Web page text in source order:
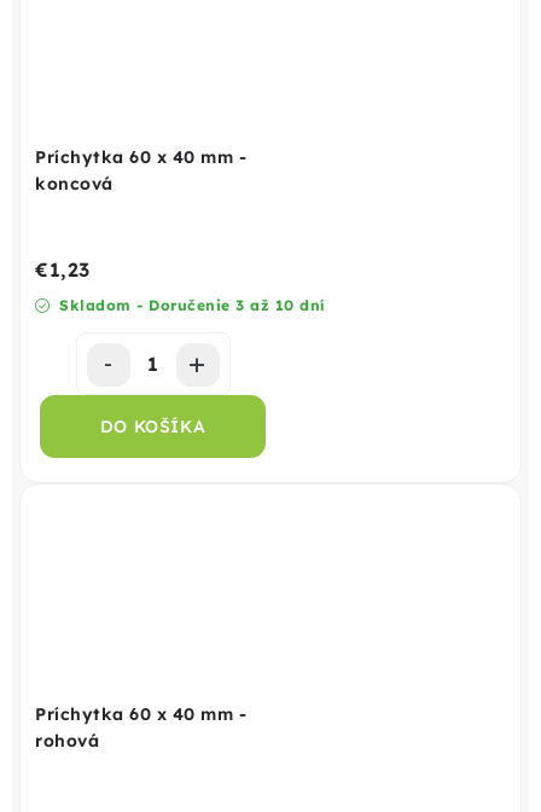
Príchytka 60 x 40 mm -
koncová
Skladom - Doručenie 3 až 10 dní
€1,23
DO KOŠÍKA
Príchytka 60 x 40 mm -
rohová